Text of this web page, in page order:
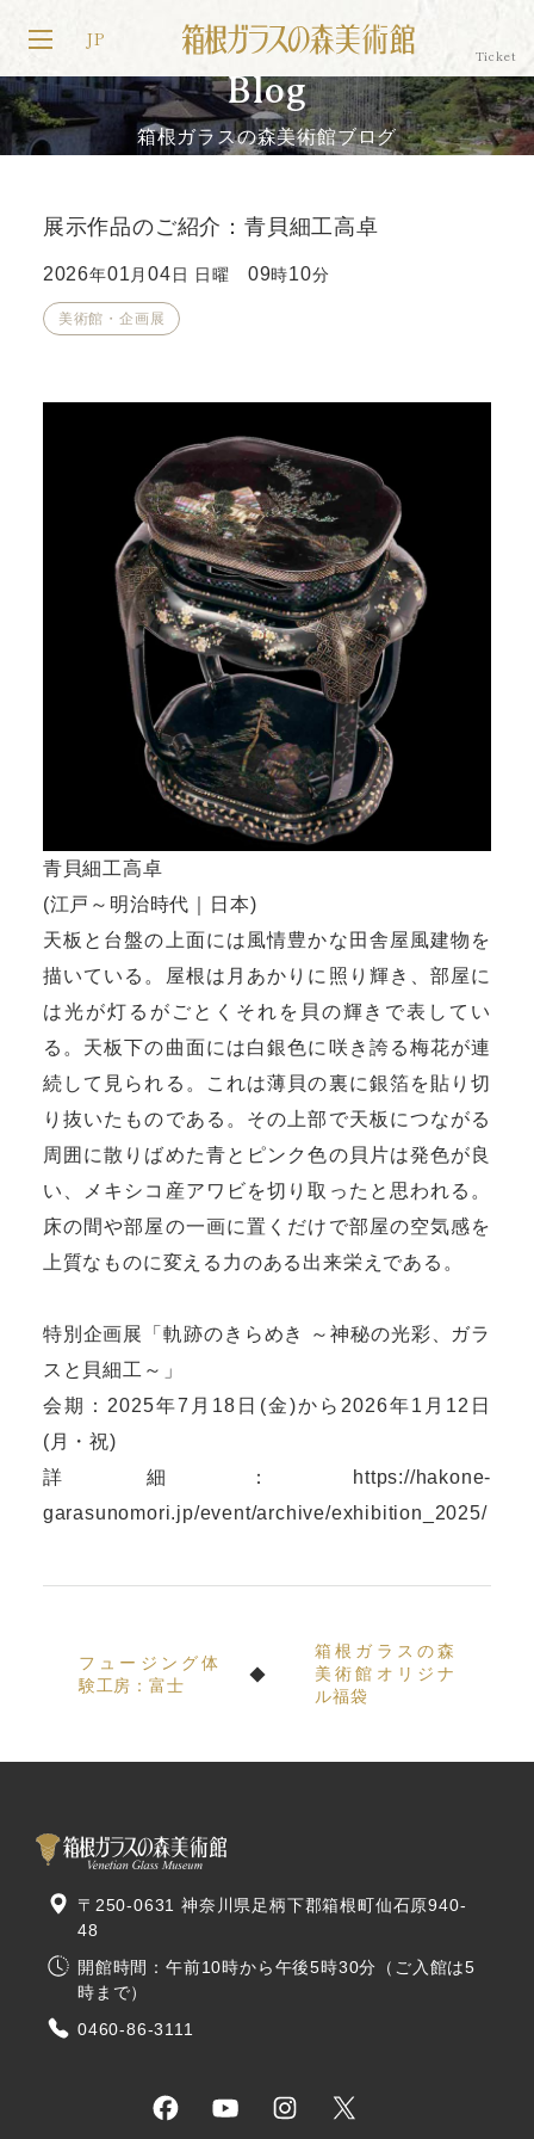
JP
Blog
箱根ガラスの森美術館ブログ
展示作品のご紹介：青貝細工高卓
2026年01 月04 日 日曜 09時10分
美術館・企画展
青貝細工高卓
(江戸～明治時代｜日本)
天板と台盤の上面には風情豊かな田舎屋風建物を
描いている。屋根は月あかりに照り輝き、部屋に
は光が灯るがごとくそれを貝の輝きで表してい
る。天板下の曲面には白銀色に咲き誇る梅花が連
続して見られる。これは薄貝の裏に銀箔を貼り切
り抜いたものである。その上部で天板につながる
周囲に散りばめた青とピンク色の貝片は発色が良
い、メキシコ産アワビを切り取ったと思われる。
床の間や部屋の一画に置くだけで部屋の空気感を
上質なものに変える力のある出来栄えである。
特別企画展「軌跡のきらめき ～神秘の光彩、ガラ
スと貝細工～」
会期：2025年7月18日(金)から2026年1月12日
(月・祝)
詳細：
https://hakone-
garasunomori.jp/event/archive/exhibition_2025/
フュージング体
験工房：富士
箱根ガラスの森
美術館オリジナ
ル福袋
〒250-0631 神奈川県足柄下郡箱根町仙石原940-
48
開館時間：午前10時から午後5時30分（ご入館は5
時まで）
0460-86-3111